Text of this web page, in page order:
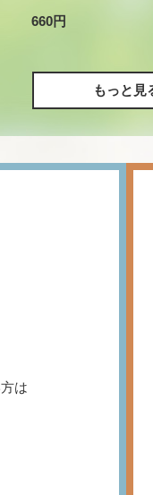
660円
もっと見
は